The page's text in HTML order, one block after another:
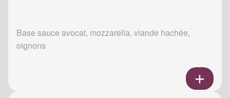
Base sauce avocat, mozzarella, viande hachée,
oignons